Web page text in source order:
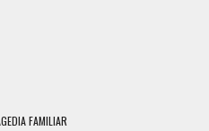
FAMILIAR